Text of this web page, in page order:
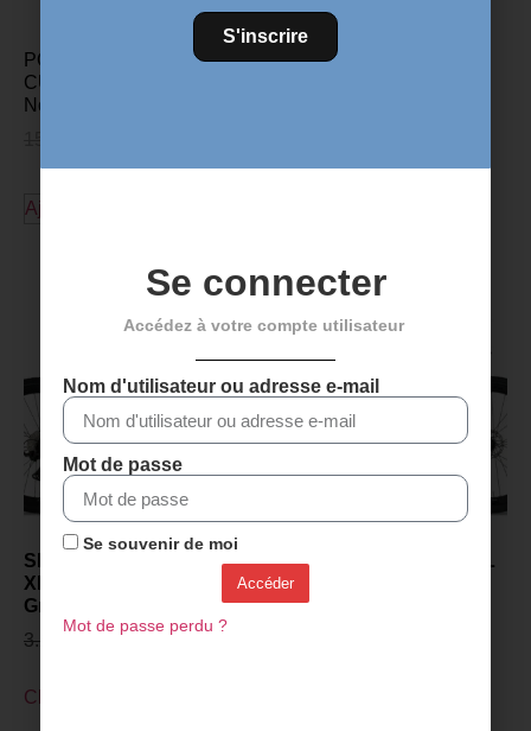
PORTE-BIDON ELITE
CUSTOM RACE PLUS –
Noir brillant bleu
Ajouter au panier
SENSA GIULIA GRAVEL
XP PROJECT Z 2027 -
Gris polonais
3.299,00
2.899,00
Choix des options
SENSA GIULIA GRAVEL
XP PROJECT Z 2027 -
Champagne
S'inscrire
Se connecter
Accédez à votre compte utilisateur
Nom d'utilisateur ou adresse e-mail
Mot de passe
Se souvenir de moi
Accéder
Mot de passe perdu ?